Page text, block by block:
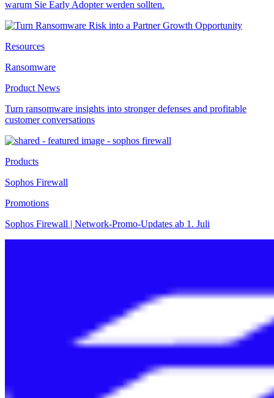
warum Sie Early Adopter werden sollten.
Resources
Ransomware
Product News
Turn ransomware insights into stronger defenses and profitable
customer conversations
Products
Sophos Firewall
Promotions
Sophos Firewall | Network-Promo-Updates ab 1. Juli